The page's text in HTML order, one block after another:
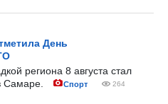
День
региона 8 августа стал
Самаре.
Спорт 264